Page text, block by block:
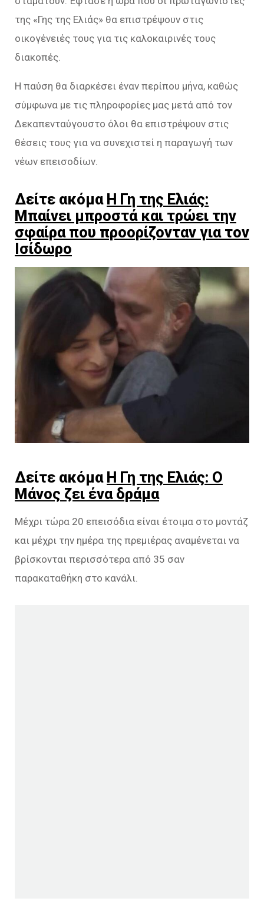
της «Γης της Ελιάς» θα επιστρέψουν στις
οικογένειές τους για τις καλοκαιρινές τους
διακοπές.
Η παύση θα διαρκέσει έναν περίπου μήνα, καθώς
σύμφωνα με τις πληροφορίες μας μετά από τον
Δεκαπενταύγουστο όλοι θα επιστρέψουν στις
θέσεις τους για να συνεχιστεί η παραγωγή των
νέων επεισοδίων.
Δείτε ακόμα Η Γη της Ελιάς:
Μπαίνει μπροστά και τρώει την
σφαίρα που προορίζονταν για τον
Ισίδωρο
Δείτε ακόμα Η Γη της Ελιάς: Ο
Μάνος ζει ένα δράμα
Μέχρι τώρα 20 επεισόδια είναι έτοιμα στο μοντάζ
και μέχρι την ημέρα της πρεμιέρας αναμένεται να
βρίσκονται περισσότερα από 35 σαν
παρακαταθήκη στο κανάλι.